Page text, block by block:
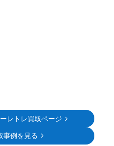
レトレ買取ページ
事例を見る